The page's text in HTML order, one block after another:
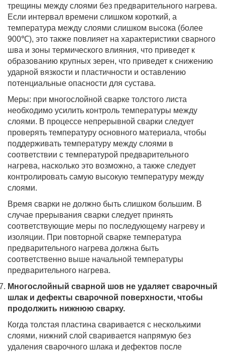
трещины между слоями без предварительного нагрева.
Если интервал времени слишком короткий, а
температура между слоями слишком высока (более
900℃), это также повлияет на характеристики сварного
шва и зоны термического влияния, что приведет к
образованию крупных зерен, что приведет к снижению
ударной вязкости и пластичности и оставлению
потенциальные опасности для сустава.
Меры: при многослойной сварке толстого листа
необходимо усилить контроль температуры между
слоями. В процессе непрерывной сварки следует
проверять температуру основного материала, чтобы
поддерживать температуру между слоями в
соответствии с температурой предварительного
нагрева, насколько это возможно, а также следует
контролировать самую высокую температуру между
слоями.
Время сварки не должно быть слишком большим. В
случае прерывания сварки следует принять
соответствующие меры по последующему нагреву и
изоляции. При повторной сварке температура
предварительного нагрева должна быть
соответственно выше начальной температуры
предварительного нагрева.
Многослойный сварной шов не удаляет сварочный
шлак и дефекты сварочной поверхности, чтобы
продолжить нижнюю сварку.
Когда толстая пластина сваривается с несколькими
слоями, нижний слой сваривается напрямую без
удаления сварочного шлака и дефектов после